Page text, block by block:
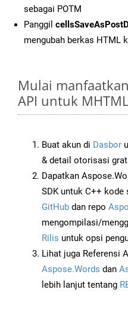
sebagai POTM
Panggil
mengubah berkas HTML
Mulai
API untuk
Buat akun di Dasbor
& detail otorisasi
Dapatkan
SDK untuk C++ kode
GitHub dan repo
mengompilasi/
Rilis untuk opsi
Lihat juga Referensi
Aspose.Words dan
lebih lanjut tentang